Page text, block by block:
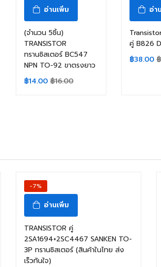
อ่านเพิ่ม
(จำนวน 5ชิ้น)
TRANSISTOR
ทรานซิสเตอร์ BC547
NPN TO-92 ขาตรงยาว
฿14.00 ฿16.00
อ่า
คู่ B826
฿38.00 ฿
-7%
อ่านเพิ่ม
TRANSISTOR คู่
2SA1694+2SC4467 SANKEN TO-
3P ทรานซิสเตอร์ (สินค้าในไทย ส่ง
เร็วทันใจ)